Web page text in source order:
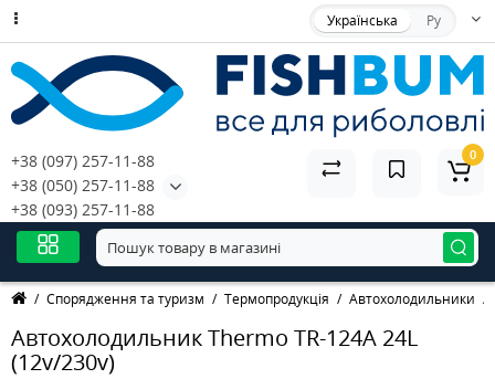
Українська Ру
+38 (097) 257-11-88
+38 (050) 257-11-88
+38 (093) 257-11-88
0
Спорядження та туризм Термопродукція Автохолодильники
Автохолодильник Thermo TR-124A 24L
(12v/230v)